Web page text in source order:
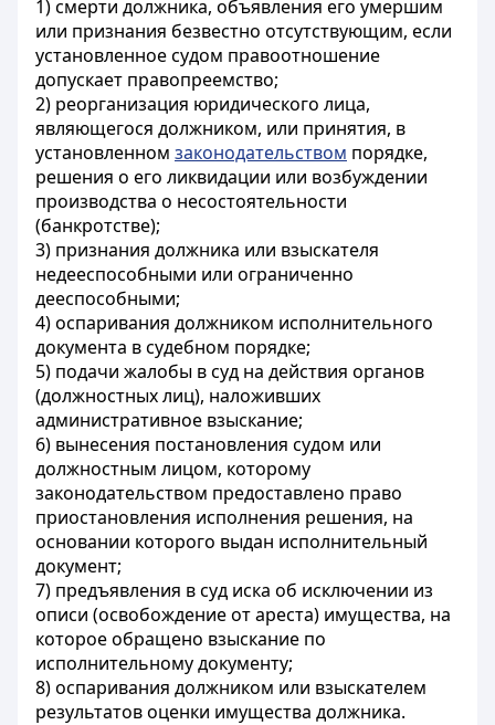
1) смерти должника, объявления его умершим
или признания безвестно отсутствующим, если
установленное судом правоотношение
допускает правопреемство;
2) реорганизация юридического лица,
являющегося должником, или принятия, в
установленном законодательством порядке,
решения о его ликвидации или возбуждении
производства о несостоятельности
(банкротстве);
3) признания должника или взыскателя
недееспособными или ограниченно
дееспособными;
4) оспаривания должником исполнительного
документа в судебном порядке;
5) подачи жалобы в суд на действия органов
(должностных лиц), наложивших
административное взыскание;
6) вынесения постановления судом или
должностным лицом, которому
законодательством предоставлено право
приостановления исполнения решения, на
основании которого выдан исполнительный
документ;
7) предъявления в суд иска об исключении из
описи (освобождение от ареста) имущества, на
которое обращено взыскание по
исполнительному документу;
8) оспаривания должником или взыскателем
результатов оценки имущества должника.